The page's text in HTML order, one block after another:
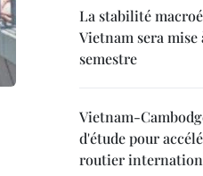
La stabilité
Vietnam sera mise
semestre
Vietnam-
d'étude pour
routier